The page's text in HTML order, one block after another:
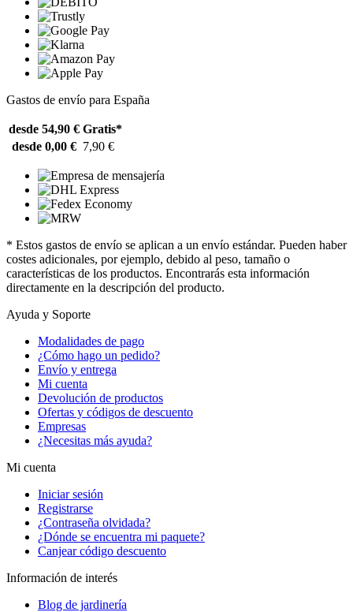
Gastos de envío para España
desde 54,90 € Gratis*
desde 0,00 € 7,90 €
* Estos gastos de envío se aplican a un envío estándar. Pueden haber
costes adicionales, por ejemplo, debido al peso, tamaño o
características de los productos. Encontrarás esta información
directamente en la descripción del producto.
Ayuda y Soporte
Modalidades de pago
¿Cómo hago un pedido?
Envío y entrega
Mi cuenta
Devolución de productos
Ofertas y códigos de descuento
Empresas
¿Necesitas más ayuda?
Mi cuenta
Iniciar sesión
Registrarse
¿Contraseña olvidada?
¿Dónde se encuentra mi paquete?
Canjear código descuento
Información de interés
Blog de jardinería